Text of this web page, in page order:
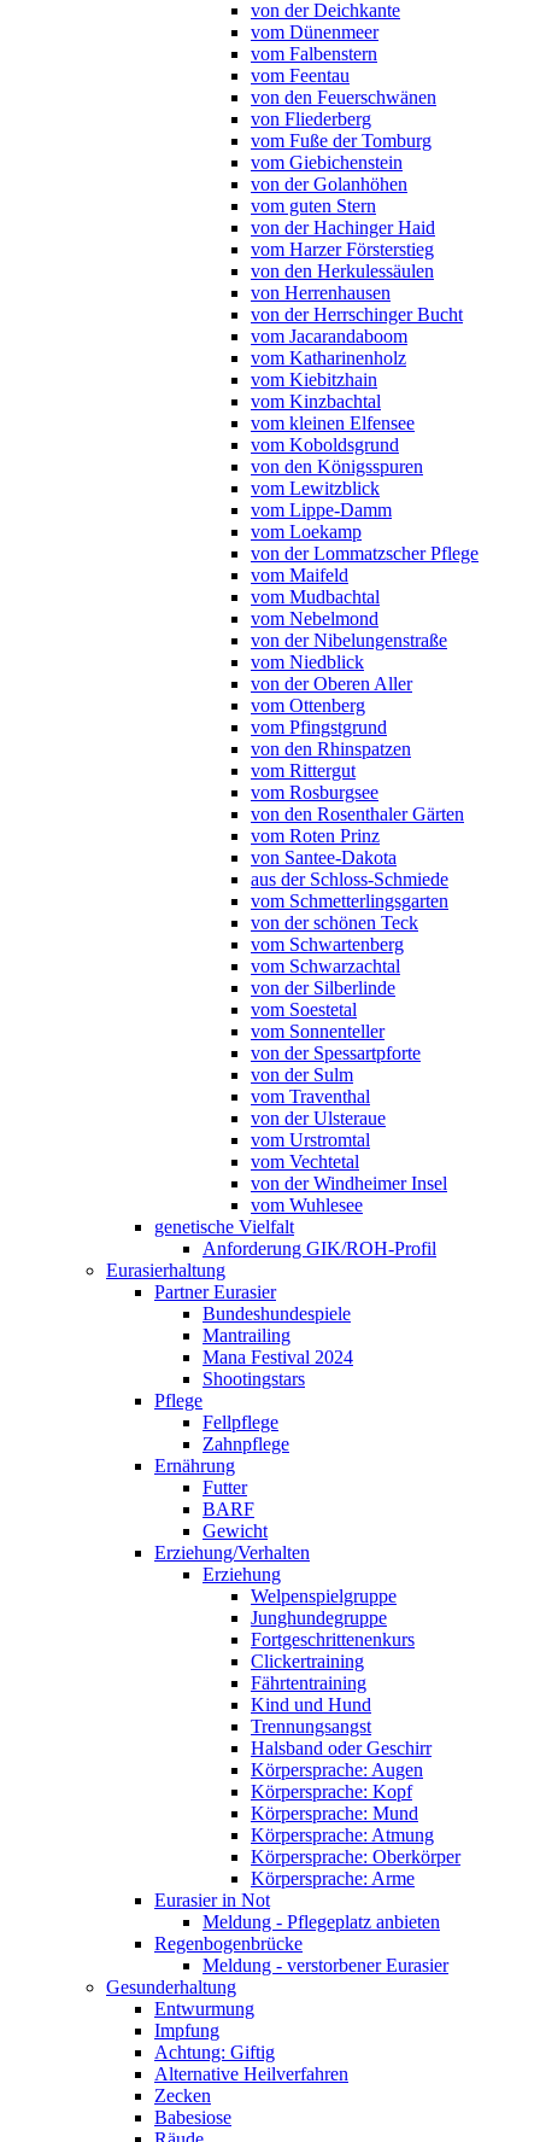
von der Deichkante
vom Dünenmeer
vom Falbenstern
vom Feentau
von den Feuerschwänen
von Fliederberg
vom Fuße der Tomburg
vom Giebichenstein
von der Golanhöhen
vom guten Stern
von der Hachinger Haid
vom Harzer Försterstieg
von den Herkulessäulen
von Herrenhausen
von der Herrschinger Bucht
vom Jacarandaboom
vom Katharinenholz
vom Kiebitzhain
vom Kinzbachtal
vom kleinen Elfensee
vom Koboldsgrund
von den Königsspuren
vom Lewitzblick
vom Lippe-Damm
vom Loekamp
von der Lommatzscher Pflege
vom Maifeld
vom Mudbachtal
vom Nebelmond
von der Nibelungenstraße
vom Niedblick
von der Oberen Aller
vom Ottenberg
vom Pfingstgrund
von den Rhinspatzen
vom Rittergut
vom Rosburgsee
von den Rosenthaler Gärten
vom Roten Prinz
von Santee-Dakota
aus der Schloss-Schmiede
vom Schmetterlingsgarten
von der schönen Teck
vom Schwartenberg
vom Schwarzachtal
von der Silberlinde
vom Soestetal
vom Sonnenteller
von der Spessartpforte
von der Sulm
vom Traventhal
von der Ulsteraue
vom Urstromtal
vom Vechtetal
von der Windheimer Insel
vom Wuhlesee
genetische Vielfalt
Anforderung GIK/ROH-Profil
Eurasierhaltung
Partner Eurasier
Bundeshundespiele
Mantrailing
Mana Festival 2024
Shootingstars
Pflege
Fellpflege
Zahnpflege
Ernährung
Futter
BARF
Gewicht
Erziehung/Verhalten
Erziehung
Welpenspielgruppe
Junghundegruppe
Fortgeschrittenenkurs
Clickertraining
Fährtentraining
Kind und Hund
Trennungsangst
Halsband oder Geschirr
Körpersprache: Augen
Körpersprache: Kopf
Körpersprache: Mund
Körpersprache: Atmung
Körpersprache: Oberkörper
Körpersprache: Arme
Eurasier in Not
Meldung - Pflegeplatz anbieten
Regenbogenbrücke
Meldung - verstorbener Eurasier
Gesunderhaltung
Entwurmung
Impfung
Achtung: Giftig
Alternative Heilverfahren
Zecken
Babesiose